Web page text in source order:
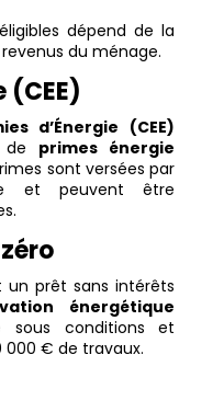
dépend de la
du ménage.
(CEE)
d’Énergie (CEE)
de primes énergie
sont versées par
et peuvent être
un prêt sans intérêts
énergétique
sous conditions et
000 € de travaux.